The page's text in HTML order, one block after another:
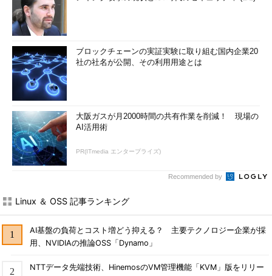
ブロックチェーンの実証実験に取り組む国内企業20
社の社名が公開、その利用用途とは
大阪ガスが月2000時間の共有作業を削減！ 現場の
AI活用術
PR(ITmedia エンタープライズ)
Recommended by
Linux ＆ OSS 記事ランキング
AI基盤の負荷とコスト増どう抑える？ 主要テクノロジー企業が採
用、NVIDIAの推論OSS「Dynamo」
NTTデータ先端技術、HinemosのVM管理機能「KVM」版をリリー